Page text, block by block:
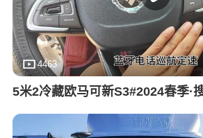
4463
5米2冷藏欧马可新S3#2024春季·